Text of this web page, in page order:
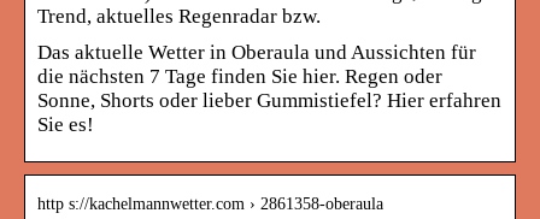
Trend, aktuelles Regenradar bzw.
Das aktuelle Wetter in Oberaula und Aussichten für
die nächsten 7 Tage finden Sie hier. Regen oder
Sonne, Shorts oder lieber Gummistiefel? Hier erfahren
Sie es!
http s://kachelmannwetter.com › 2861358-oberaula